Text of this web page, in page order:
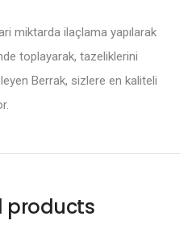
miktarda ilaçlama yapılarak
toplayarak, tazeliklerini
Berrak, sizlere en kaliteli
products